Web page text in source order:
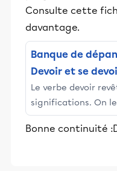
Consulte cette
davantage.
Banque de
Devoir et se
Le verbe devoir
significations. On
d’un nom
« avoir à payer une
Bonne continuité